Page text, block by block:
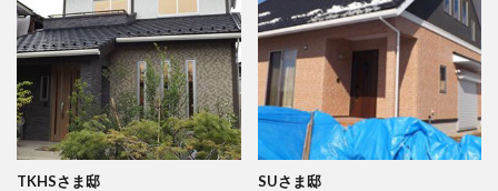
TKHSさま邸 SUさま邸